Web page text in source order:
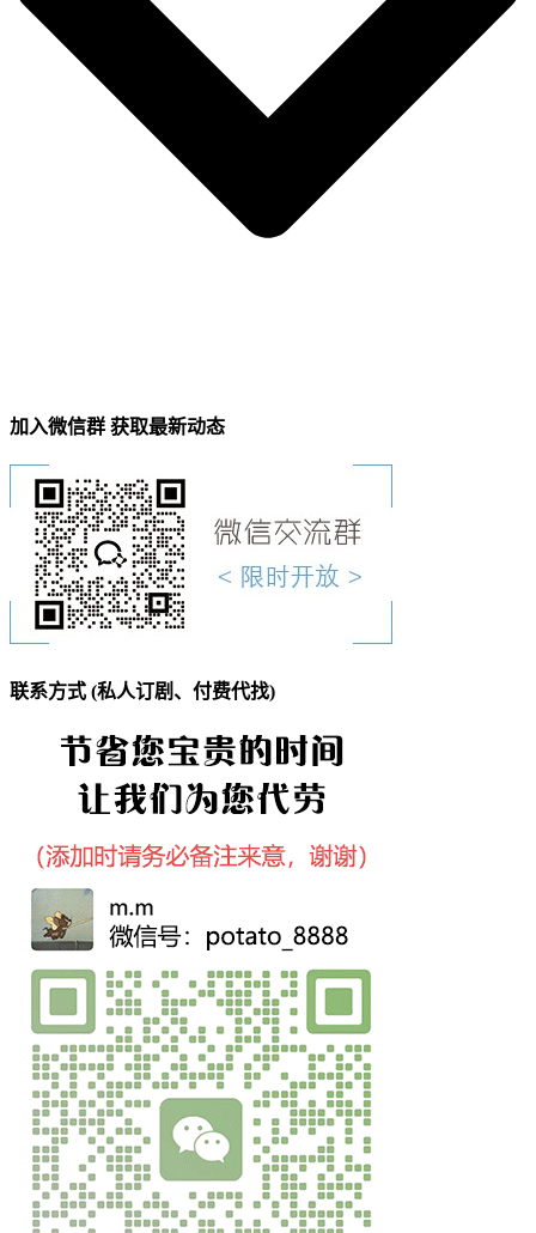
加入微信群 获取最新动态
联系方式 (私人订剧、付费代找)